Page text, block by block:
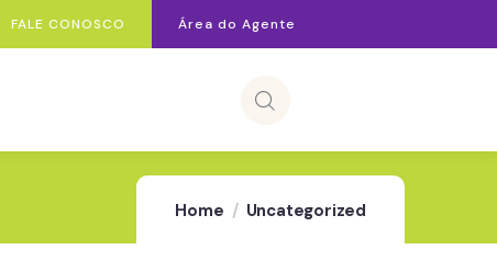
FALE CONOSCO Área do Agente
Home Uncategorized